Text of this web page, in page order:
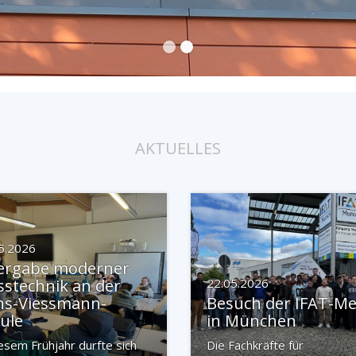
AKTUELLES
moderner
an der
Viessmann-
Frühjahr durfte sich
22.05.2026
Besuch der IFAT-
in München
Die Fachkräfte für